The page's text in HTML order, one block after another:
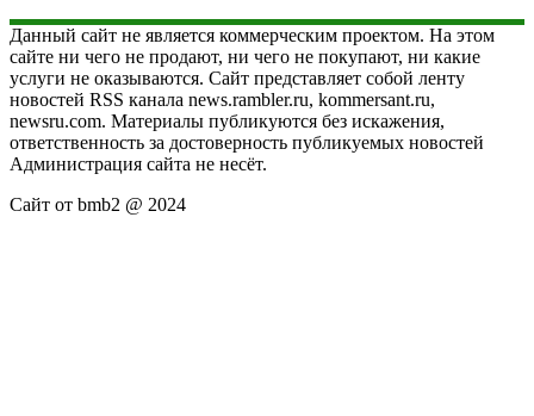
Данный сайт не является коммерческим проектом. На этом
сайте ни чего не продают, ни чего не покупают, ни какие
услуги не оказываются. Сайт представляет собой ленту
новостей RSS канала news.rambler.ru, kommersant.ru,
newsru.com. Материалы публикуются без искажения,
ответственность за достоверность публикуемых новостей
Администрация сайта не несёт.
Сайт от bmb2 @ 2024